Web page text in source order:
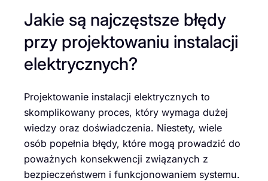
Jakie są najczęstsze błędy
przy projektowaniu instalacji
elektrycznych?
Projektowanie instalacji elektrycznych to
skomplikowany proces, który wymaga dużej
wiedzy oraz doświadczenia. Niestety, wiele
osób popełnia błędy, które mogą prowadzić do
poważnych konsekwencji związanych z
bezpieczeństwem i funkcjonowaniem systemu.